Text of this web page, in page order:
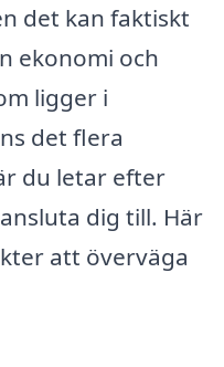
det kan faktiskt
ekonomi och
ligger i
det flera
du letar efter
dig till. Här
att överväga